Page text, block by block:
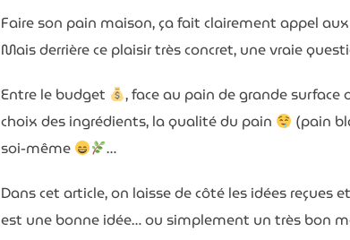
Faire son pain maison, ça fait clairement appel
Mais derrière ce plaisir très concret, une vraie
Entre le budget
, face au pain de grande
choix des ingrédients, la qualité du pain
(pain
soi-même
…
Dans cet article, on laisse de côté les idées reçues
est une bonne idée… ou simplement un très bon